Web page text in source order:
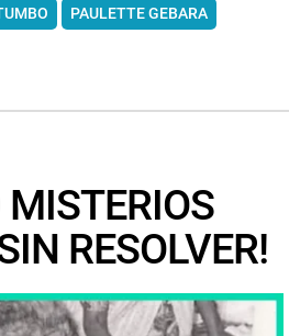
PAULETTE GEBARA
MISTERIOS
RESOLVER!